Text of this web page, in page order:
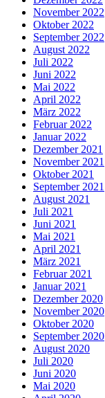
November 2022
Oktober 2022
September 2022
August 2022
Juli 2022
Juni 2022
Mai 2022
April 2022
März 2022
Februar 2022
Januar 2022
Dezember 2021
November 2021
Oktober 2021
September 2021
August 2021
Juli 2021
Juni 2021
Mai 2021
April 2021
März 2021
Februar 2021
Januar 2021
Dezember 2020
November 2020
Oktober 2020
September 2020
August 2020
Juli 2020
Juni 2020
Mai 2020